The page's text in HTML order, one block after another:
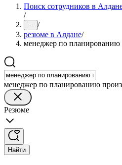
Поиск сотрудников в
/
... /
резюме в Алдане/
менеджер по планированию
менеджер по планированию
Резюме
Найти